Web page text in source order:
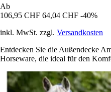
Ab
106,95 CHF 64,04 CHF -40%
inkl. MwSt. zzgl. Versandkosten
Entdecken Sie die Außendecke
Horseware, die ideal für den